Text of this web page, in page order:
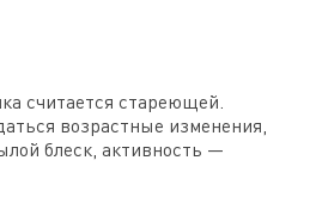
считается стареющей.
возрастные изменения,
блеск, активность —